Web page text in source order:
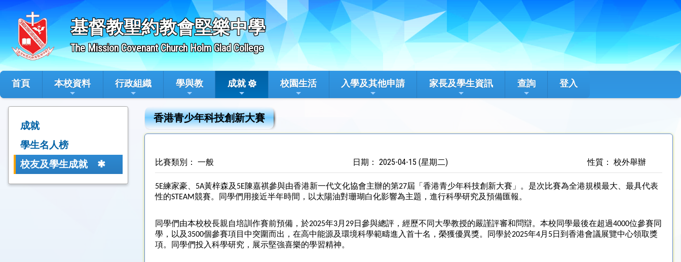
基督教聖約教會堅樂中學
The Mission Covenant Church Holm Glad College
首頁 本校資料 行政組織 學與教 成就 校園生活 入學及其他申請 家長及學生資訊 查詢 登入
成就
學生名人榜
校友及學生成就
香港青少年科技創新大賽
比賽類別： 一般 日期： 2025-04-15 (星期二) 性質： 校外舉辦
5E練家豪、5A黃梓森及5E陳嘉祺參與由香港新一代文化協會主辦的第27屆「香港青少年科技創新大賽」。是次比賽為全港規模最大、最具代表
性的STEAM競賽。同學們用接近半年時間，以太陽油對珊瑚白化影響為主題，進行科學研究及預備匯報。
同學們由本校校長親自培訓作賽前預備，於2025年3月29日參與總評，經歷不同大學教授的嚴謹評審和問辯。本校同學最後在超過4000位參賽同
學，以及3500個參賽項目中突圍而出，在高中能源及環境科學範疇進入首十名，榮獲優異獎。同學於2025年4月5日到香港會議展覽中心領取獎
項。同學們投入科學研究，展示堅強喜樂的學習精神。